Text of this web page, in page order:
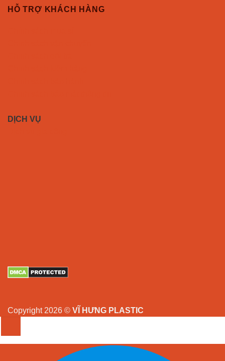
HỖ TRỢ KHÁCH HÀNG
DỊCH VỤ
Copyright 2026 © VĨ HƯNG PLASTIC